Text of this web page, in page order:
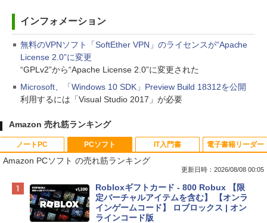
インフォメーション
無料のVPNソフト「SoftEther VPN」のライセンスが“Apache
License 2.0”に変更
“GPLv2”から“Apache License 2.0”に変更された
Microsoft、「Windows 10 SDK」Preview Build 18312を公開
利用するには「Visual Studio 2017」が必要
Amazon 売れ筋ランキング
ノートPC
Apple 2026 MacBook Neo A18 Proチッ
プ搭載13インチノートブック：AIとAppl
e Intelligence、Liquid Retinaディスプ
レイ、8GBメモリ、512GB SSD、1080p
PCソフト
Amazon PCソフト の売れ筋ランキング
更新日時：2026/08/08 00:05
Robloxギフトカード - 800 Robux 【限
定バーチャルアイテムを含む】 【オンラ
インゲームコード】 ロブロックス | オン
ラインコード版
IT入門書 電子書籍リーダー